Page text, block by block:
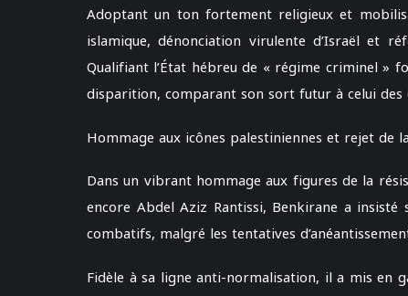
Adoptant un ton fortement religieux et
islamique, dénonciation virulente d’Israël et
Qualifiant l’État hébreu de « régime criminel »
disparition, comparant son sort futur à celui des
Hommage aux icônes palestiniennes et rejet de
Dans un vibrant hommage aux figures de la
encore Abdel Aziz Rantissi, Benkirane a
combatifs, malgré les tentatives
Fidèle à sa ligne anti-normalisation, il a mis en